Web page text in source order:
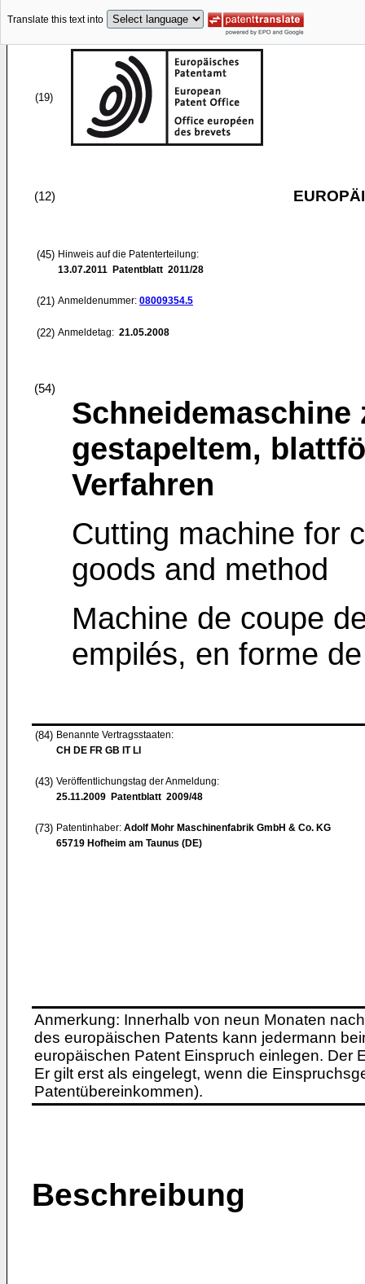
Translate this text into
(19)
(12)
(45) Hinweis auf die Patenterteilung:
13.07.2011 Patentblatt 2011/28
(21) Anmeldenummer: 08009354.5
(22) Anmeldetag: 21.05.2008
(54)
Schneidemaschine
gestapeltem,
Verfahren
Cutting machine for
goods and method
Machine de coupe
empilés, en forme
(84) Benannte Vertragsstaaten:
CH DE FR GB IT LI
(43) Veröffentlichungstag der Anmeldung:
25.11.2009 Patentblatt 2009/48
(73) Patentinhaber: Adolf Mohr Maschinenfabrik GmbH & Co. KG
65719 Hofheim am Taunus (DE)
Anmerkung: Innerhalb von neun Monaten
des europäischen Patents kann jedermann
europäischen Patent Einspruch einlegen. Der
Er gilt erst als eingelegt, wenn die
Patentübereinkommen).
Beschreibung